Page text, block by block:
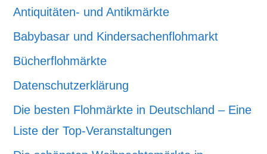
Antiquitäten- und Antikmärkte
Babybasar und Kindersachenflohmarkt
Bücherflohmärkte
Datenschutzerklärung
Die besten Flohmärkte in Deutschland – Eine
Liste der Top-Veranstaltungen